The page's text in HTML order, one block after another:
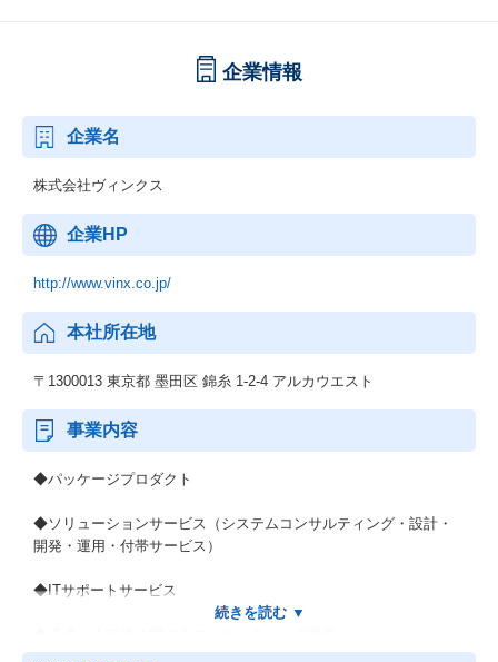
企業情報
企業名
株式会社ヴィンクス
企業HP
http://www.vinx.co.jp/
本社所在地
〒1300013 東京都 墨田区 錦糸 1-2-4 アルカウエスト
事業内容
◆パッケージプロダクト
◆ソリューションサービス（システムコンサルティング・設計・
開発・運用・付帯サービス）
◆ITサポートサービス